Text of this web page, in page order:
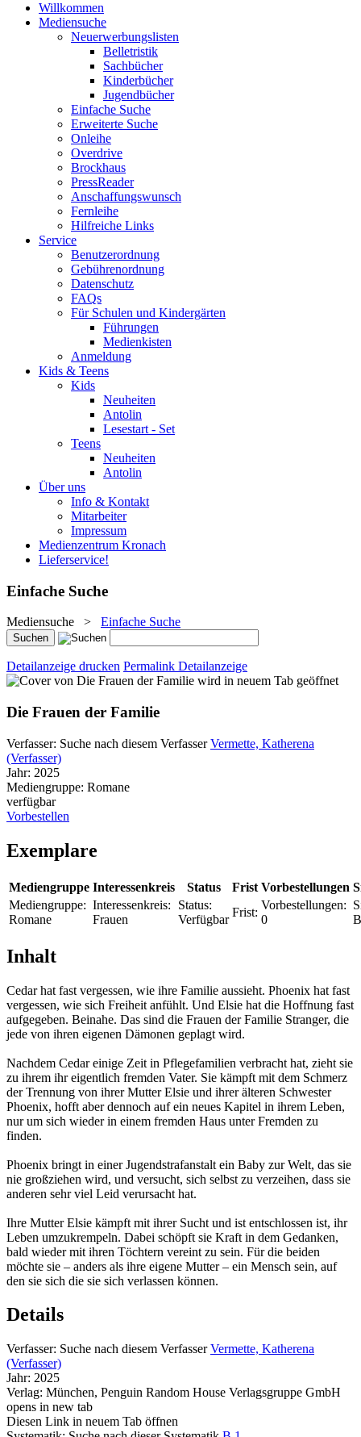
Willkommen
Mediensuche
Neuerwerbungslisten
Belletristik
Sachbücher
Kinderbücher
Jugendbücher
Einfache Suche
Erweiterte Suche
Onleihe
Overdrive
Brockhaus
PressReader
Anschaffungswunsch
Fernleihe
Hilfreiche Links
Service
Benutzerordnung
Gebührenordnung
Datenschutz
FAQs
Für Schulen und Kindergärten
Führungen
Medienkisten
Anmeldung
Kids & Teens
Kids
Neuheiten
Antolin
Lesestart - Set
Teens
Neuheiten
Antolin
Über uns
Info & Kontakt
Mitarbeiter
Impressum
Medienzentrum Kronach
Lieferservice!
Einfache Suche
Mediensuche > Einfache Suche
Detailanzeige drucken Permalink Detailanzeige
wird in neuem Tab geöffnet
Die Frauen der Familie
Verfasser: Suche nach diesem Verfasser Vermette, Katherena
(Verfasser)
Jahr: 2025
Mediengruppe: Romane
verfügbar
Vorbestellen
Exemplare
Mediengruppe Interessenkreis Status Frist Vorbestellungen
Mediengruppe:
Romane
Interessenkreis:
Frauen
Status:
Verfügbar
Frist:
Vorbestellungen:
0
Inhalt
Cedar hat fast vergessen, wie ihre Familie aussieht. Phoenix hat fast
vergessen, wie sich Freiheit anfühlt. Und Elsie hat die Hoffnung fast
aufgegeben. Beinahe. Das sind die Frauen der Familie Stranger, die
jede von ihren eigenen Dämonen geplagt wird.
Nachdem Cedar einige Zeit in Pflegefamilien verbracht hat, zieht sie
zu ihrem ihr eigentlich fremden Vater. Sie kämpft mit dem Schmerz
der Trennung von ihrer Mutter Elsie und ihrer älteren Schwester
Phoenix, hofft aber dennoch auf ein neues Kapitel in ihrem Leben,
nur um sich wieder in einem fremden Haus unter Fremden zu
finden.
Phoenix bringt in einer Jugendstrafanstalt ein Baby zur Welt, das sie
nie großziehen wird, und versucht, sich selbst zu verzeihen, dass sie
anderen sehr viel Leid verursacht hat.
Ihre Mutter Elsie kämpft mit ihrer Sucht und ist entschlossen ist, ihr
Leben umzukrempeln. Dabei schöpft sie Kraft in dem Gedanken,
bald wieder mit ihren Töchtern vereint zu sein. Für die beiden
möchte sie – anders als ihre eigene Mutter – ein Mensch sein, auf
den sie sich die sie sich verlassen können.
Details
Verfasser: Suche nach diesem Verfasser Vermette, Katherena
(Verfasser)
Jahr: 2025
Verlag: München, Penguin Random House Verlagsgruppe GmbH
opens in new tab
Diesen Link in neuem Tab öffnen